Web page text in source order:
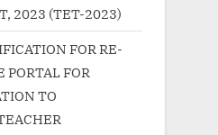
2023 (TET-2023)
FOR RE-
PORTAL FOR
TO